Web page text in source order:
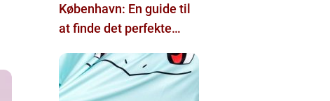
København: En guide til
at finde det perfekte